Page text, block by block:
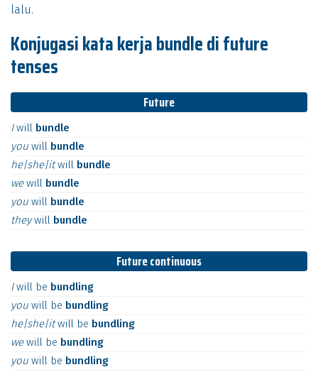
lalu.
Konjugasi kata kerja bundle di future
tenses
Future
Iwill bundle
you will bundle
he|she|itwill bundle
wewill bundle
you will bundle
theywill bundle
Future continuous
Iwill be bundling
you will be bundling
he|she|itwill be bundling
wewill be bundling
you will be bundling